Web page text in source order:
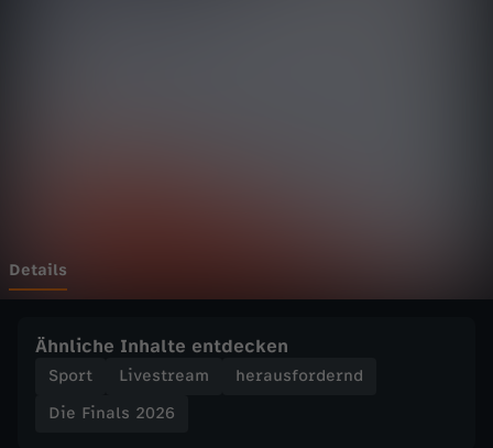
6
K
Details
Ähnliche Inhalte entdecken
Sport Livestream
herausfordernd
Die Finals 2026